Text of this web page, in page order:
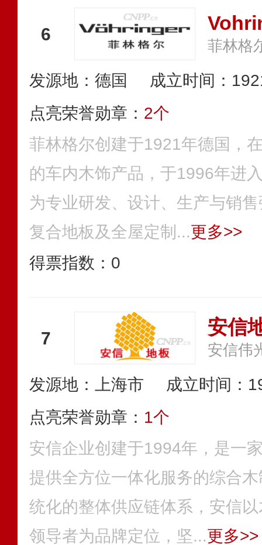
6
发源地：德国
成立时间：
点亮荣誉勋章： 2个
菲林格尔创建于1921年德国，
的车内木饰产品，于1996年进
为专业研发、设计、生产与销
复合地板及全屋定制...更多>>
得票指数： 0
7 安信
安信伟
发源地：上海市
成立时间：
点亮荣誉勋章： 1个
安信企业创建于1994年，是一
提供全方位一体化服务的综合
统化的整体供应链体系，安信
领导者为品牌定位，坚...更多>>